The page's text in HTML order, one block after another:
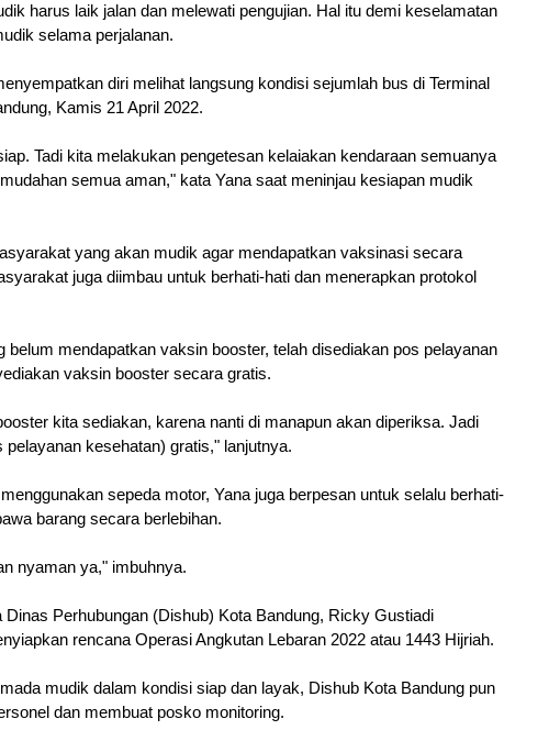
harus laik jalan dan melewati pengujian. Hal itu demi keselamatan
selama perjalanan.
diri melihat langsung kondisi sejumlah bus di Terminal
Kamis 21 April 2022.
Tadi kita melakukan pengetesan kelaiakan kendaraan semuanya
semua aman," kata Yana saat meninjau kesiapan mudik
yang akan mudik agar mendapatkan vaksinasi secara
juga diimbau untuk berhati-hati dan menerapkan protokol
belum mendapatkan vaksin booster, telah disediakan pos pelayanan
vaksin booster secara gratis.
kita sediakan, karena nanti di manapun akan diperiksa. Jadi
pelayanan kesehatan) gratis," lanjutnya.
sepeda motor, Yana juga berpesan untuk selalu berhati-
barang secara berlebihan.
nyaman ya," imbuhnya.
Dinas Perhubungan (Dishub) Kota Bandung, Ricky Gustiadi
rencana Operasi Angkutan Lebaran 2022 atau 1443 Hijriah.
mudik dalam kondisi siap dan layak, Dishub Kota Bandung pun
dan membuat posko monitoring.